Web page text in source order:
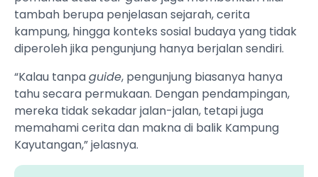
tambah berupa penjelasan sejarah, cerita
kampung, hingga konteks sosial budaya yang tidak
diperoleh jika pengunjung hanya berjalan sendiri.
“Kalau tanpaguide, pengunjung biasanya hanya
tahu secara permukaan. Dengan pendampingan,
mereka tidak sekadar jalan-jalan, tetapi juga
memahami cerita dan makna di balik Kampung
Kayutangan,” jelasnya.